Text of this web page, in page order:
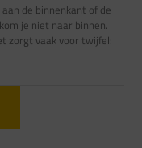
de binnenkant of de
je niet naar binnen.
zorgt vaak voor twijfel: